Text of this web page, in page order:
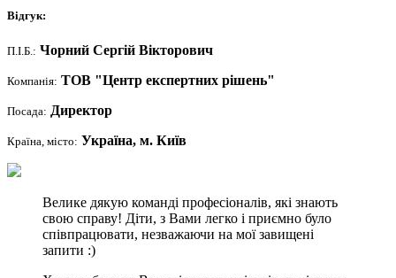
Відгук:
П.І.Б.: Чорний Сергій Вікторович
Компанія: ТОВ "Центр експертних рішень"
Посада: Директор
Країна, місто: Україна, м. Київ
Велике дякую команді професіоналів, які знають
свою справу! Діти, з Вами легко і приємно було
співпрацювати, незважаючи на мої завищені
запити :)